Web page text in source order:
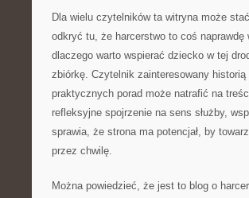
Dla wielu czytelników ta witryna może
odkryć tu, że harcerstwo to coś
dlaczego warto wspierać dziecko w tej
zbiórkę. Czytelnik zainteresowany
praktycznych porad może natrafić na
refleksyjne spojrzenie na sens służby,
sprawia, że strona ma potencjał, by
przez chwilę.
Można powiedzieć, że jest to blog o